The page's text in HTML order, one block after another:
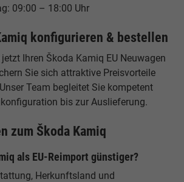
09:00 – 18:00 Uhr
konfigurieren & bestellen
Ihren Škoda Kamiq EU Neuwagen
Sie sich attraktive Preisvorteile
Team begleitet Sie kompetent
bis zur Auslieferung.
zum Škoda Kamiq
als EU-Reimport günstiger?
Herkunftsland und